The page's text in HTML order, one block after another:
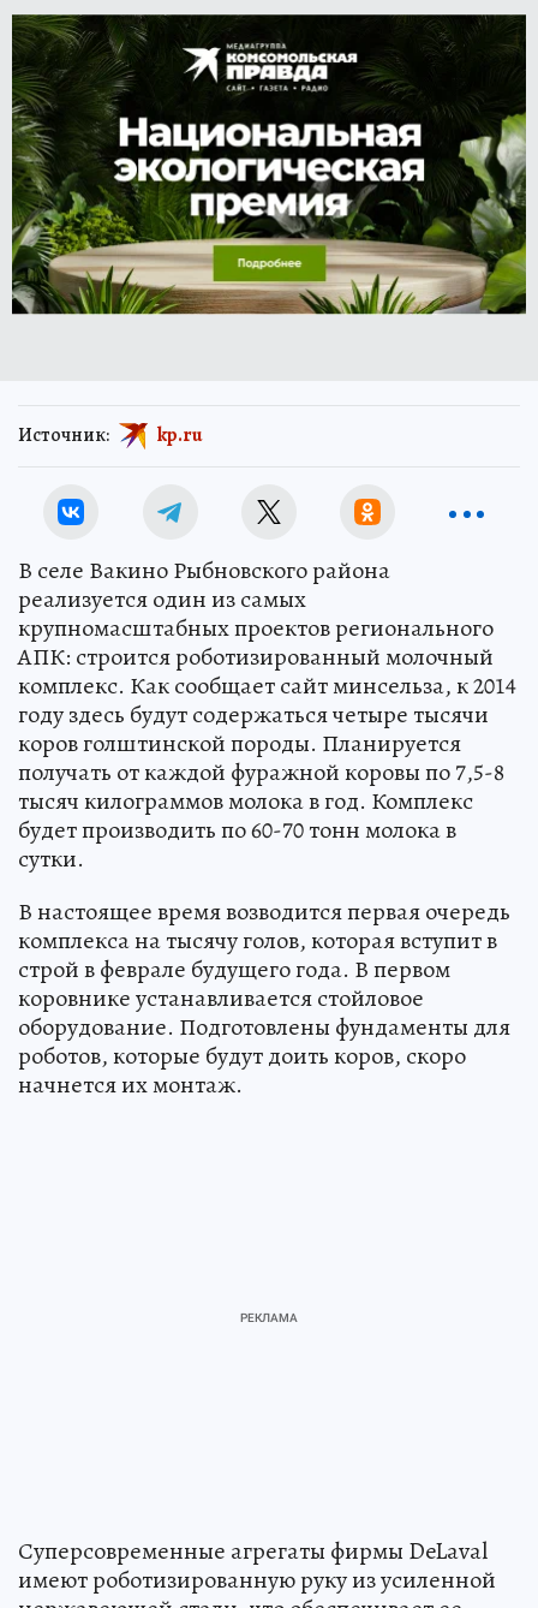
Источник: kp.ru
В селе Вакино Рыбновского района
реализуется один из самых
крупномасштабных проектов регионального
АПК: строится роботизированный молочный
комплекс. Как сообщает сайт минсельза, к 2014
году здесь будут содержаться четыре тысячи
коров голштинской породы. Планируется
получать от каждой фуражной коровы по 7,5-8
тысяч килограммов молока в год. Комплекс
будет производить по 60-70 тонн молока в
сутки.
В настоящее время возводится первая очередь
комплекса на тысячу голов, которая вступит в
строй в феврале будущего года. В первом
коровнике устанавливается стойловое
оборудование. Подготовлены фундаменты для
роботов, которые будут доить коров, скоро
начнется их монтаж.
Суперсовременные агрегаты фирмы DeLaval
имеют роботизированную руку из усиленной